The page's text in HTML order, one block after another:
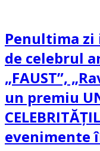
Penultima zi
de celebrul
„FAUST”,
un premiu
evenimente